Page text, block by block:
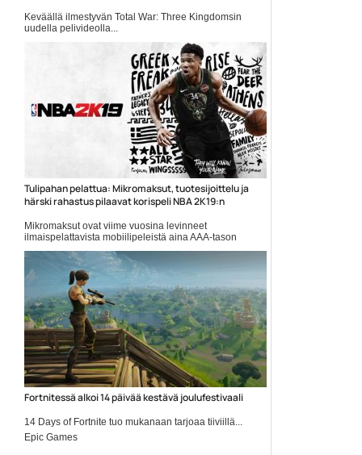
Keväällä ilmestyvän Total War: Three Kingdomsin
uudella pelivideolla...
Tulipahan pelattua: Mikromaksut, tuotesijoittelu ja
härski rahastus pilaavat korispeli NBA 2K19:n
Mikromaksut ovat viime vuosina levinneet
ilmaispelattavista mobiilipeleistä aina AAA-tason
pelijulkaisuihin saakka. 2K Gamesin julkaisema NBA
2K19 on kuitenkin kenties härskein veto tähän saakka
ja mikromaksut onnistuvatkin pil… Lue koko artikk...
2k Games
Fortnitessä alkoi 14 päivää kestävä joulufestivaali
14 Days of Fortnite tuo mukanaan tarjoaa tiiviillä...
Epic Games